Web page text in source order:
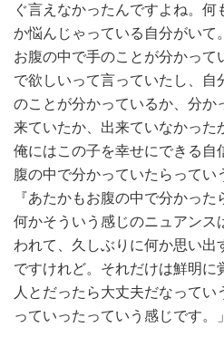
ぐ言えなかったんですよね。
か悩んじゃっている自分がいて
お腹の中で手のことが分かって
で欲しいって言っていたし、
のことが分かっているか、分か
来ていたか、出来ていなかった
俺にはこの子を幸せにできる自
腹の中で分かっていたらってい
『あたかもお腹の中で分かった
何かそういう感じのニュアンス
われて、久しぶりに何か思い出
ですけれど。それだけは鮮明
人とだったら大丈夫だなって
っていったっていう感じです。」